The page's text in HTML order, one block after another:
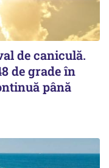
de caniculă.
de grade în
până